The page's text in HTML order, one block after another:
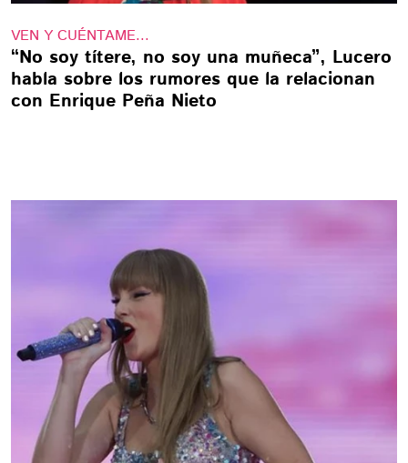
VEN Y CUÉNTAME...
“No soy títere, no soy una muñeca”, Lucero
habla sobre los rumores que la relacionan
con Enrique Peña Nieto